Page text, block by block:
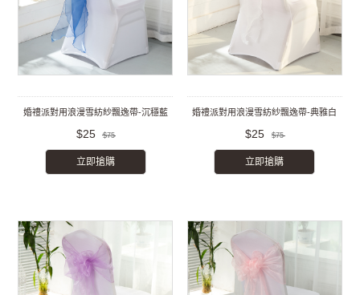
婚禮派對用浪漫雪紡紗飄逸帶-沉穩藍
$25 $75
立即搶購
婚禮派對用浪漫雪紡紗飄逸帶-典雅白
$25 $75
立即搶購